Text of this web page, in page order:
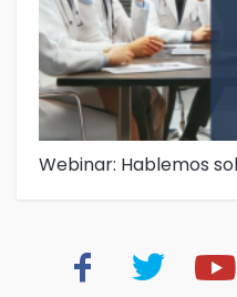
Webinar: Hablemos